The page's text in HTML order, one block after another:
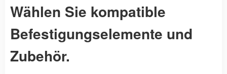
Wählen Sie kompatible
Befestigungselemente und
Zubehör.